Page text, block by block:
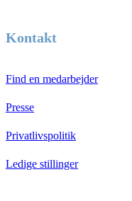
Kontakt
Find en medarbejder
Presse
Privatlivspolitik
Ledige stillinger